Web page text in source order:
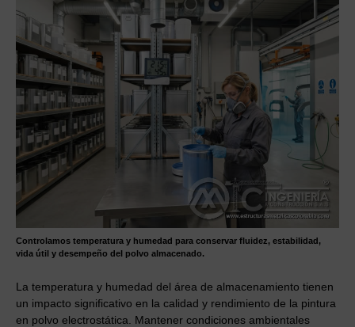
Controlamos temperatura y humedad para conservar fluidez, estabilidad,
vida útil y desempeño del polvo almacenado.
La temperatura y humedad del área de almacenamiento tienen
un impacto significativo en la calidad y rendimiento de la pintura
en polvo electrostática. Mantener condiciones ambientales